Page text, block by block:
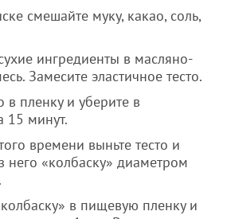
смешайте муку, какао, соль,
ингредиенты в масляно-
Замесите эластичное тесто.
в пленку и уберите в
15 минут.
времени выньте тесто и
него «колбаску» диаметром
в пищевую пленку и